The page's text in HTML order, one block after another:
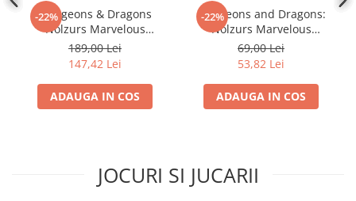
Disney Lorcana
Altered
Star Wars Unlimited
UniVersus CCG
Neverrift TCG
Magic The Gathering TCG
-22%
Dungeons & Dragons
Nolzurs Marvelous
Miniatures: Adult White
Dragon
189,00 Lei
147,42 Lei
ADAUGA IN COS
-22%
Dungeons and Dragons:
Nolzurs Marvelous
Unpainted Miniatures -
Triceratops
69,00 Lei
53,82 Lei
ADAUGA IN COS
JOCURI SI JUCARII